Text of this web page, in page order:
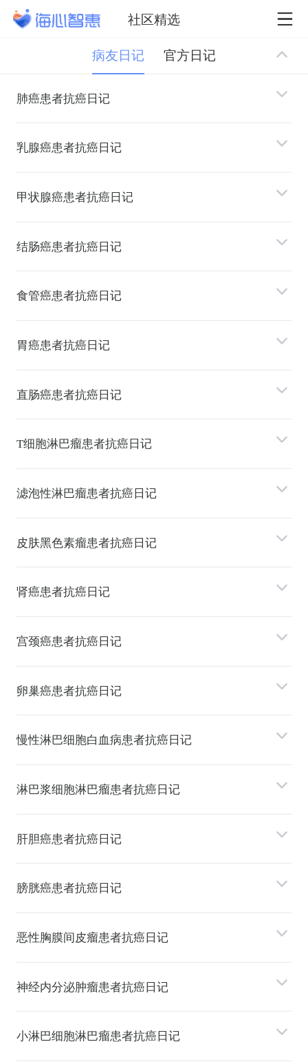
社区精选
病友日记 官方日记
肺癌患者抗癌日记
乳腺癌患者抗癌日记
甲状腺癌患者抗癌日记
结肠癌患者抗癌日记
⻝管癌患者抗癌日记
胃癌患者抗癌日记
直肠癌患者抗癌日记
T细胞淋巴瘤患者抗癌日记
滤泡性淋巴瘤患者抗癌日记
⽪肤⿊⾊素瘤患者抗癌日记
肾癌患者抗癌日记
宫颈癌患者抗癌日记
卵巢癌患者抗癌日记
慢性淋巴细胞⽩⾎病患者抗癌日记
淋巴浆细胞淋巴瘤患者抗癌日记
肝胆癌患者抗癌日记
膀胱癌患者抗癌日记
恶性胸膜间⽪瘤患者抗癌日记
神经内分泌肿瘤患者抗癌日记
⼩淋巴细胞淋巴瘤患者抗癌日记